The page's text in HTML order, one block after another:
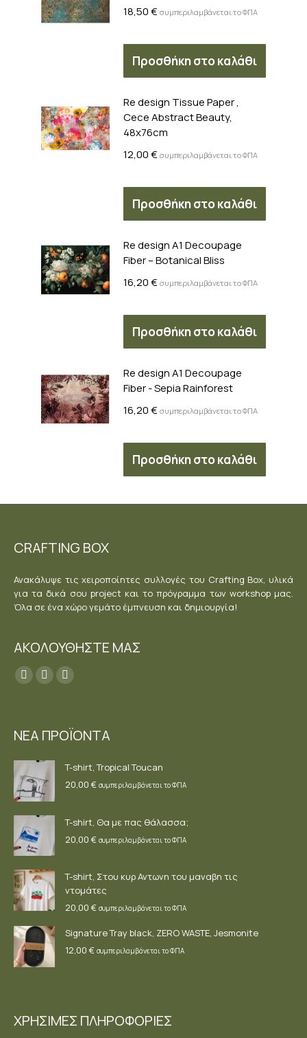
18,50€ συμπεριλαμβάνεται το ΦΠΑ
Προσθήκη στο καλάθι
Re design Tissue Paper ,
Cece Abstract Beauty,
48x76cm
12,00€ συμπεριλαμβάνεται το ΦΠΑ
Προσθήκη στο καλάθι
Re design A1 Decoupage
Fiber – Botanical Bliss
16,20€ συμπεριλαμβάνεται το ΦΠΑ
Προσθήκη στο καλάθι
Re design A1 Decoupage
Fiber - Sepia Rainforest
16,20€ συμπεριλαμβάνεται το ΦΠΑ
Προσθήκη στο καλάθι
CRAFTING BOX
Ανακάλυψε τις χειροποίητες συλλογές του Crafting Box, υλικά
για τα δικά σου project και το πρόγραμμα των workshop μας.
Όλα σε ένα χώρο γεμάτο έμπνευση και δημιουργία!
ΑΚΟΛΟΥΘΗΣΤΕ ΜΑΣ
Find us on:
Facebook
in
window
YouTube
in
window
Instagram
in
window
ΝΕΑ ΠΡΟΪΟΝΤΑ
T-shirt, Tropical Toucan
20,00 € συμπεριλαμβάνεται το ΦΠΑ
T-shirt, Θα με πας θάλασσα;
20,00 € συμπεριλαμβάνεται το ΦΠΑ
T-shirt, Στου κυρ Αντωνη του μαναβη τις
ντομάτες
20,00 € συμπεριλαμβάνεται το ΦΠΑ
Signature Tray black, ZERO WASTE, Jesmonite
12,00 € συμπεριλαμβάνεται το ΦΠΑ
ΧΡΗΣΙΜΕΣ ΠΛΗΡΟΦΟΡΙΕΣ